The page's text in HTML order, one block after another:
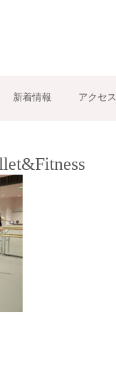
新着情報 アクセス